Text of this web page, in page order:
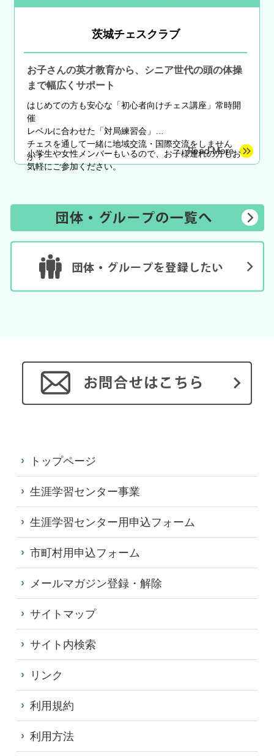
茨城チェスクラブ
お子さんの英才教育から、シニア世代の頭の体操
まで幅広くサポート
はじめての方も安心な 「初心者向けチェス講座」常時開
催
レベルに合わせた「対局練習会」
チェスを通して一緒に地域交流・国際交流をしません
か？
小学生や女性メンバーもいるので、お子様連れの方もお
気軽にご参加ください。
トップページ
生涯学習センター事業
生涯学習センター用申込フォーム
市町村用申込フォーム
メールマガジン登録・解除
サイトマップ
サイト内検索
リンク
利用規約
利用方法